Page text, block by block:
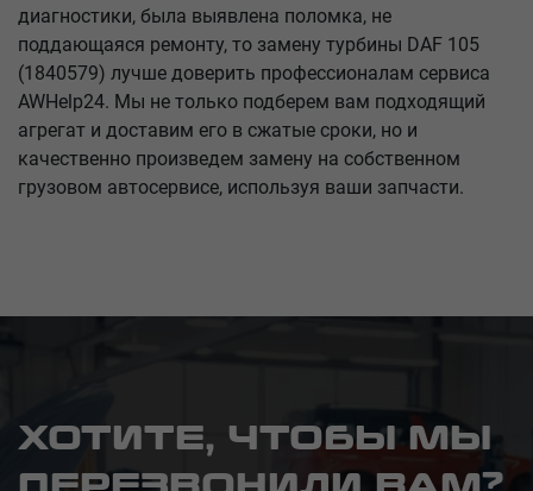
диагностики, была выявлена поломка, не
поддающаяся ремонту, то замену турбины DAF 105
(1840579) лучше доверить профессионалам сервиса
AWHelp24. Мы не только подберем вам подходящий
агрегат и доставим его в сжатые сроки, но и
качественно произведем замену на собственном
грузовом автосервисе, используя ваши запчасти.
ХОТИТЕ, ЧТОБЫ МЫ